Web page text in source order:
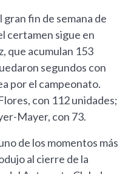
gran fin de semana de
certamen sigue en
que acumulan 153
segundos con
por el campeonato.
con 112 unidades;
Mayer, con 73.
de los momentos más
al cierre de la